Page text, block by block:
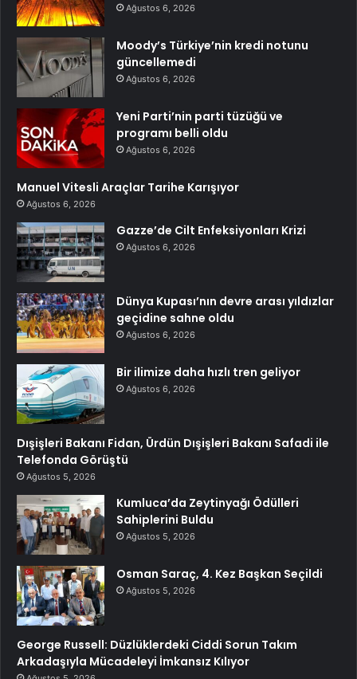
Ağustos 6, 2026
Moody’s Türkiye’nin kredi notunu
güncellemedi
Ağustos 6, 2026
Yeni Parti’nin parti tüzüğü ve
programı belli oldu
Ağustos 6, 2026
Manuel Vitesli Araçlar Tarihe Karışıyor
Ağustos 6, 2026
Gazze’de Cilt Enfeksiyonları Krizi
Ağustos 6, 2026
Dünya Kupası’nın devre arası yıldızlar
geçidine sahne oldu
Ağustos 6, 2026
Bir ilimize daha hızlı tren geliyor
Ağustos 6, 2026
Dışişleri Bakanı Fidan, Ürdün Dışişleri Bakanı Safadi ile
Telefonda Görüştü
Ağustos 5, 2026
Kumluca’da Zeytinyağı Ödülleri
Sahiplerini Buldu
Ağustos 5, 2026
Osman Saraç, 4. Kez Başkan Seçildi
Ağustos 5, 2026
George Russell: Düzlüklerdeki Ciddi Sorun Takım
Arkadaşıyla Mücadeleyi İmkansız Kılıyor